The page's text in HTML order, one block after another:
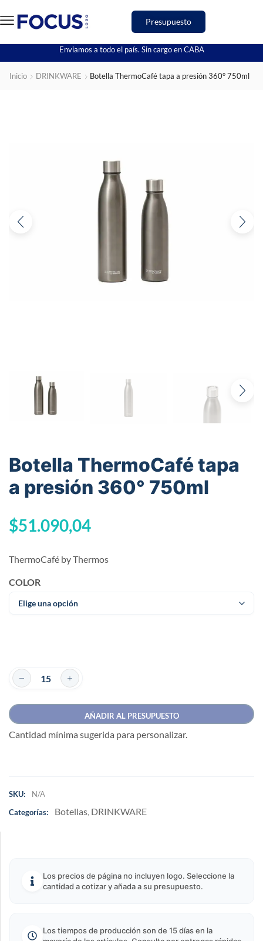
Presupuesto
Enviamos a todo el país. Sin cargo en CABA
Inicio DRINKWARE Botella ThermoCafé tapa a presión 360° 750ml
Botella ThermoCafé tapa
a presión 360° 750ml
$51.090,04
ThermoCafé by Thermos
COLOR
AÑADIR AL PRESUPUESTO
Cantidad mínima sugerida para personalizar.
SKU:
N/A
Categorías:
Botellas, DRINKWARE
Los precios de página no incluyen logo. Seleccione la
cantidad a cotizar y añada a su presupuesto.
Los tiempos de producción son de 15 días en la